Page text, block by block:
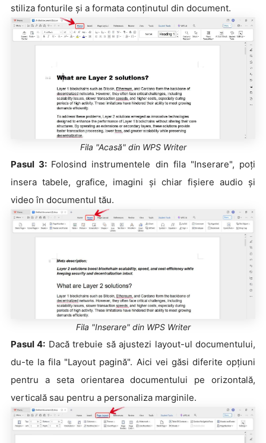
stiliza fonturile și a formata conținutul din document.
Fila "Acasă" din WPS Writer
Pasul 3: Folosind instrumentele din fila "Inserare", poți
insera tabele, grafice, imagini și chiar fișiere audio și
video în documentul tău.
Fila "Inserare" din WPS Writer
Pasul 4: Dacă trebuie să ajustezi layout-ul documentului,
du-te la fila "Layout pagină". Aici vei găsi diferite opțiuni
pentru a seta orientarea documentului pe orizontală,
verticală sau pentru a personaliza marginile.